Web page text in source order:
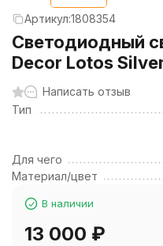
Артикул:1808354
Светодиодный
Decor Lotos
Написать отзыв
Тип
Для чего
Материал/цвет
В наличии
13 000 ₽